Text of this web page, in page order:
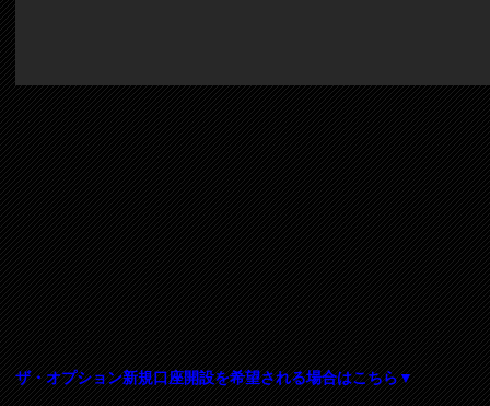
ザ・オプション新規口座開設を希望される場合はこちら▼